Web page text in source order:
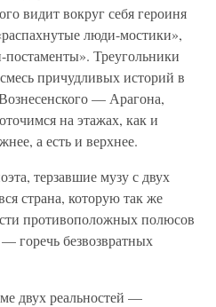
видит вокруг себя героиня
люди-мостики»,
Треугольники
причудливых историй в
— Арагона,
на этажах, как и
а есть и верхнее.
терзавшие музу с двух
страна, которую так же
противоположных полюсов
горечь безвозвратных
двух реальностей —